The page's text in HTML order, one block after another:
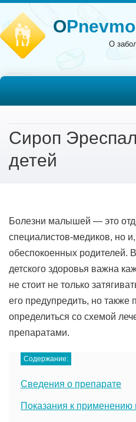
O
О
Сироп
детей
Болезни малышей — это
специалистов-медиков, но
обеспокоенных родителей.
детского здоровья важна
не стоит не только
его предупредить, но также
определиться со схемой
препаратами.
Содержание:
Сведения о препарате
Показания к применению